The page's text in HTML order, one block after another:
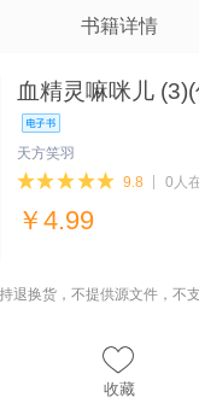
书籍详情
血精灵嘛咪儿
天方笑羽
9.8
0人
￥ 4.99
退换货，不提供源文件，不支
收藏